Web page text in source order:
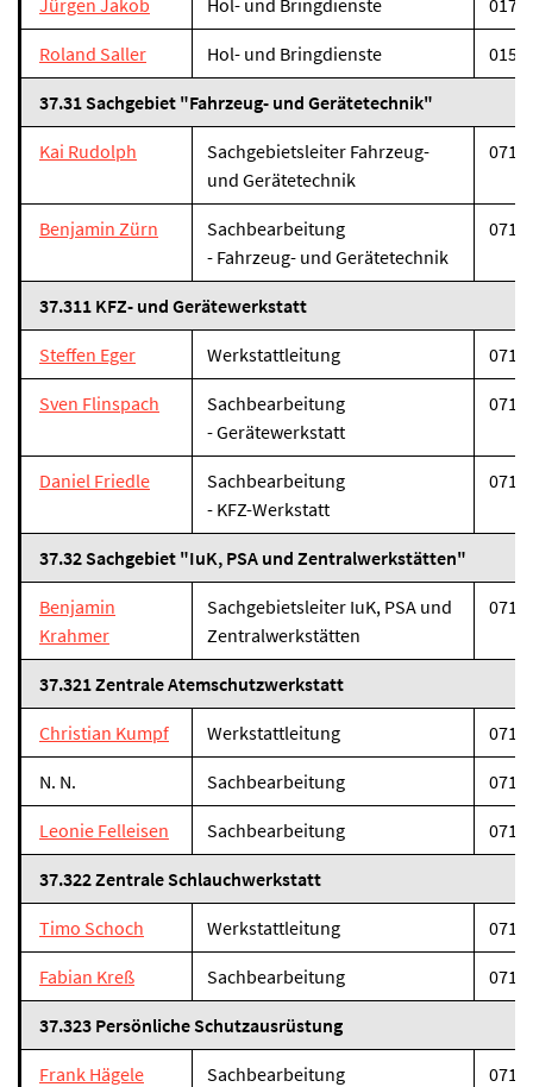
Roland Saller Hol- und Bringdienste 0152
37.31 Sachgebiet "Fahrzeug- und Gerätetechnik"
Kai Rudolph
Sachgebietsleiter Fahrzeug-
und Gerätetechnik
Benjamin Zürn
Sachbearbeitung
- Fahrzeug- und Gerätetechnik
37.311 KFZ- und Gerätewerkstatt
Steffen Eger Werkstattleitung
Sven Flinspach
Sachbearbeitung
- Gerätewerkstatt
Daniel Friedle
Sachbearbeitung
- KFZ-Werkstatt
37.32 Sachgebiet "IuK, PSA und Zentralwerkstätten"
Benjamin
Krahmer
Sachgebietsleiter IuK, PSA und
Zentralwerkstätten
37.321 Zentrale Atemschutzwerkstatt
Christian Kumpf Werkstattleitung
N. N. Sachbearbeitung
Leonie Felleisen Sachbearbeitung
37.322 Zentrale Schlauchwerkstatt
Timo Schoch Werkstattleitung
Fabian Kreß Sachbearbeitung
37.323 Persönliche Schutzausrüstung
Frank Hägele Sachbearbeitung